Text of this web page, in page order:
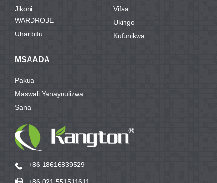
Jikoni
WARDROBE
Uharibifu
Vifaa
Ukingo
Kufunikwa
MSAADA
Pakua
Maswali Yanayoulizwa
Sana
+86 18616839529